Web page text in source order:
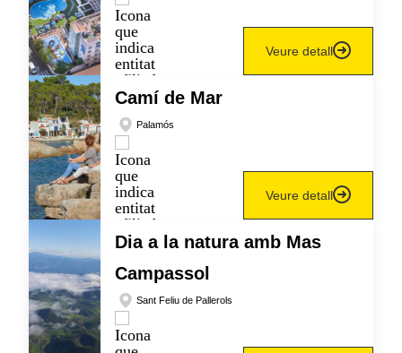
Veure detall
Camí de Mar
Palamós
Veure detall
Dia a la natura amb Mas
Campassol
Sant Feliu de Pallerols